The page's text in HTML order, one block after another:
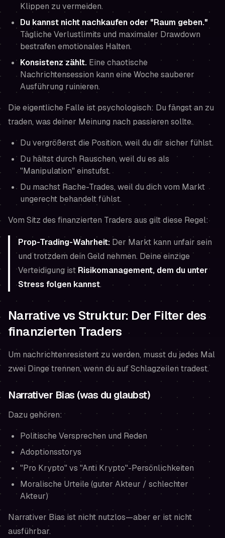
Klippen zu vermeiden.
Du kannst nicht nachkaufen oder "Raum geben."
Tägliche Verlustlimits und maximaler Drawdown
bestrafen emotionales Halten.
Konsistenz zählt. Eine chaotische
Nachrichtensession kann eine Woche sauberer
Ausführung ruinieren.
Die eigentliche Falle ist psychologisch: Du fängst an zu
traden, was deiner Meinung nach passieren sollte.
Du vergrößerst die Position, weil du dir sicher fühlst.
Du hältst durch Rauschen, weil du es als
"Manipulation" einstufst.
Du machst Rache-Trades, weil du dich vom Markt
ungerecht behandelt fühlst.
Vom Sitz des finanzierten Traders aus gilt diese Regel:
Prop-Trading-Wahrheit: Der Markt kann unfair sein
und trotzdem dein Geld nehmen. Deine einzige
Verteidigung ist Risikomanagement, dem du unter
Stress folgen kannst.
Narrative vs Struktur: Der Filter des
finanzierten Traders
Um nachrichtenresistent zu werden, musst du jedes Mal
zwei Dinge trennen, wenn du auf Schlagzeilen tradest.
Narrativer Bias (was du glaubst)
Dazu gehören:
Politische Versprechen und Reden
Adoptionsstorys
"Pro Krypto" vs "Anti Krypto"-Persönlichkeiten
Moralische Urteile (guter Akteur / schlechter
Akteur)
Narrativer Bias ist nicht nutzlos—aber er ist nicht
ausführbar.